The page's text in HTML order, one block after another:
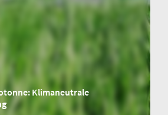
Klimaneutrale